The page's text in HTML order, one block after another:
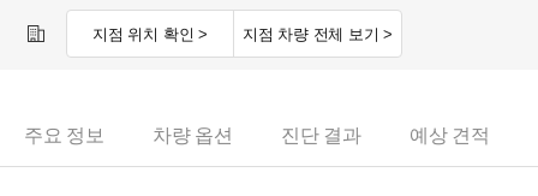
지점 위치 확인 > 지점 차량 전체 보기 >
주요 정보 차량 옵션 진단 결과 예상 견적